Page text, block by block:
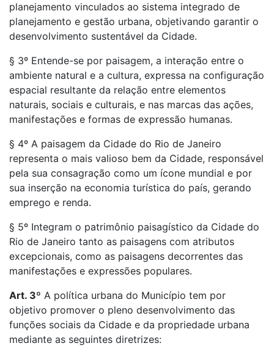
planejamento vinculados ao sistema integrado de
planejamento e gestão urbana, objetivando garantir o
desenvolvimento sustentável da Cidade.
§ 3º Entende-se por paisagem, a interação entre o
ambiente natural e a cultura, expressa na configuração
espacial resultante da relação entre elementos
naturais, sociais e culturais, e nas marcas das ações,
manifestações e formas de expressão humanas.
§ 4º A paisagem da Cidade do Rio de Janeiro
representa o mais valioso bem da Cidade, responsável
pela sua consagração como um ícone mundial e por
sua inserção na economia turística do país, gerando
emprego e renda.
§ 5º Integram o patrimônio paisagístico da Cidade do
Rio de Janeiro tanto as paisagens com atributos
excepcionais, como as paisagens decorrentes das
manifestações e expressões populares.
Art. 3º A política urbana do Município tem por
objetivo promover o pleno desenvolvimento das
funções sociais da Cidade e da propriedade urbana
mediante as seguintes diretrizes: